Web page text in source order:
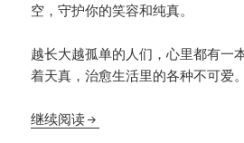
空，守护你的笑容和纯真。
越长大越孤单的人们，心里都有一
着天真，治愈生活里的各种不可爱。
继续阅读成年人看《小王子》总会